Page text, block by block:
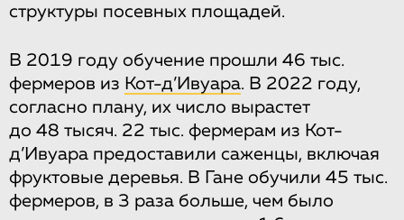
структуры посевных площадей.
В 2019 году обучение прошли 46 тыс.
фермеров из Кот-д’Ивуара. В 2022 году,
согласно плану, их число вырастет
до 48 тысяч. 22 тыс. фермерам из Кот-
д’Ивуара предоставили саженцы, включая
фруктовые деревья. В Гане обучили 45 тыс.
фермеров, в 3 раза больше, чем было